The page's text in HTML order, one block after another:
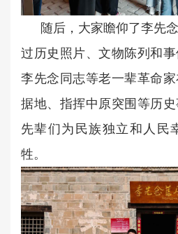
随后，大家瞻仰了李先
过历史照片、文物陈列和
李先念同志等老一辈革命
据地、指挥中原突围等历
先辈们为民族独立和人民
牲。